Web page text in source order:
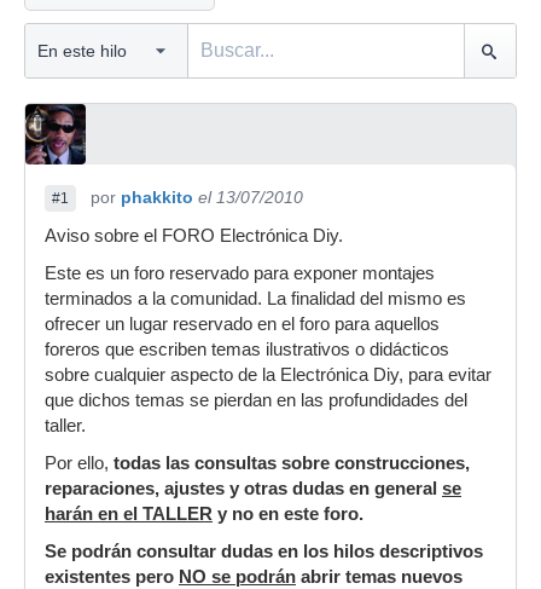
#1 por phakkito el 13/07/2010
Aviso sobre el FORO Electrónica Diy.
Este es un foro reservado para exponer montajes
terminados a la comunidad. La finalidad del mismo es
ofrecer un lugar reservado en el foro para aquellos
foreros que escriben temas ilustrativos o didácticos
sobre cualquier aspecto de la Electrónica Diy, para evitar
que dichos temas se pierdan en las profundidades del
taller.
Por ello, todas las consultas sobre construcciones,
reparaciones, ajustes y otras dudas en general se
harán en el TALLER y no en este foro.
Se podrán consultar dudas en los hilos descriptivos
existentes pero NO se podrán abrir temas nuevos